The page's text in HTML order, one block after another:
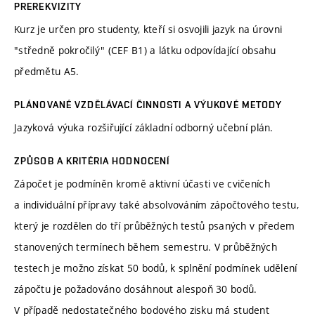
PREREKVIZITY
Kurz je určen pro studenty, kteří si osvojili jazyk na úrovni
"středně pokročilý" (CEF B1) a látku odpovídající obsahu
předmětu A5.
PLÁNOVANÉ VZDĚLÁVACÍ ČINNOSTI A VÝUKOVÉ METODY
Jazyková výuka rozšiřující základní odborný učební plán.
ZPŮSOB A KRITÉRIA HODNOCENÍ
Zápočet je podmíněn kromě aktivní účasti ve cvičeních
a individuální přípravy také absolvováním zápočtového testu,
který je rozdělen do tří průběžných testů psaných v předem
stanovených termínech během semestru. V průběžných
testech je možno získat 50 bodů, k splnění podmínek udělení
zápočtu je požadováno dosáhnout alespoň 30 bodů.
V případě nedostatečného bodového zisku má student